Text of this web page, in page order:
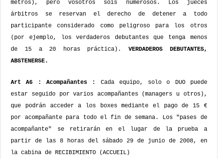
metros), pero vosotros sois numerosos.
Los jueces
árbitros se reservan el derecho de detener a todo
participante considerado como peligroso para los otros
(por ejemplo, los verdaderos debutantes que tenga menos
de 15 a 20 horas práctica).VERDADEROS DEBUTANTES,
ABSTENERSE.
Art A6 : Acompañantes :
Cada equipo, solo o DUO puede
estar seguido por varios acompañantes (managers u otros),
que podrán acceder a los boxes mediante el pago de 15 €
por acompañante para todo el fin de semana. Los "pases de
acompañante" se retirarán en el lugar de la prueba a
partir de las 8 horas del sábado 29 de junio de 2008, en
la cabina de RECIBIMIENTO (ACCUEIL)